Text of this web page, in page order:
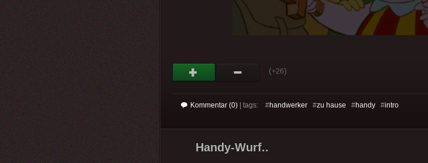
(+26)
Kommentar (0) | tags: #handwerker #zu hause #handy #intro
Handy-Wurf..